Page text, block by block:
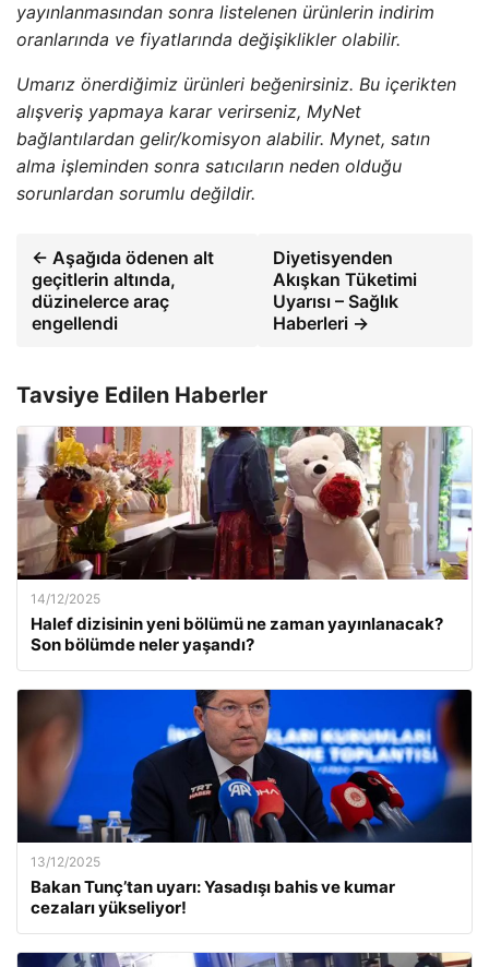
yayınlanmasından sonra listelenen ürünlerin indirim
oranlarında ve fiyatlarında değişiklikler olabilir.
Umarız önerdiğimiz ürünleri beğenirsiniz. Bu içerikten
alışveriş yapmaya karar verirseniz, MyNet
bağlantılardan gelir/komisyon alabilir. Mynet, satın
alma işleminden sonra satıcıların neden olduğu
sorunlardan sorumlu değildir.
← Aşağıda ödenen alt
geçitlerin altında,
düzinelerce araç
engellendi
Diyetisyenden
Akışkan Tüketimi
Uyarısı – Sağlık
Haberleri →
Tavsiye Edilen Haberler
14/12/2025
Halef dizisinin yeni bölümü ne zaman yayınlanacak?
Son bölümde neler yaşandı?
13/12/2025
Bakan Tunç’tan uyarı: Yasadışı bahis ve kumar
cezaları yükseliyor!